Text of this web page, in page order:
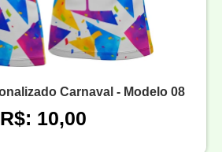
Carnaval - Modelo 08
R$: 10,00